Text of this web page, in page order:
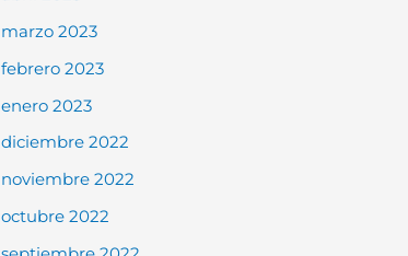
marzo 2023
febrero 2023
enero 2023
diciembre 2022
noviembre 2022
octubre 2022